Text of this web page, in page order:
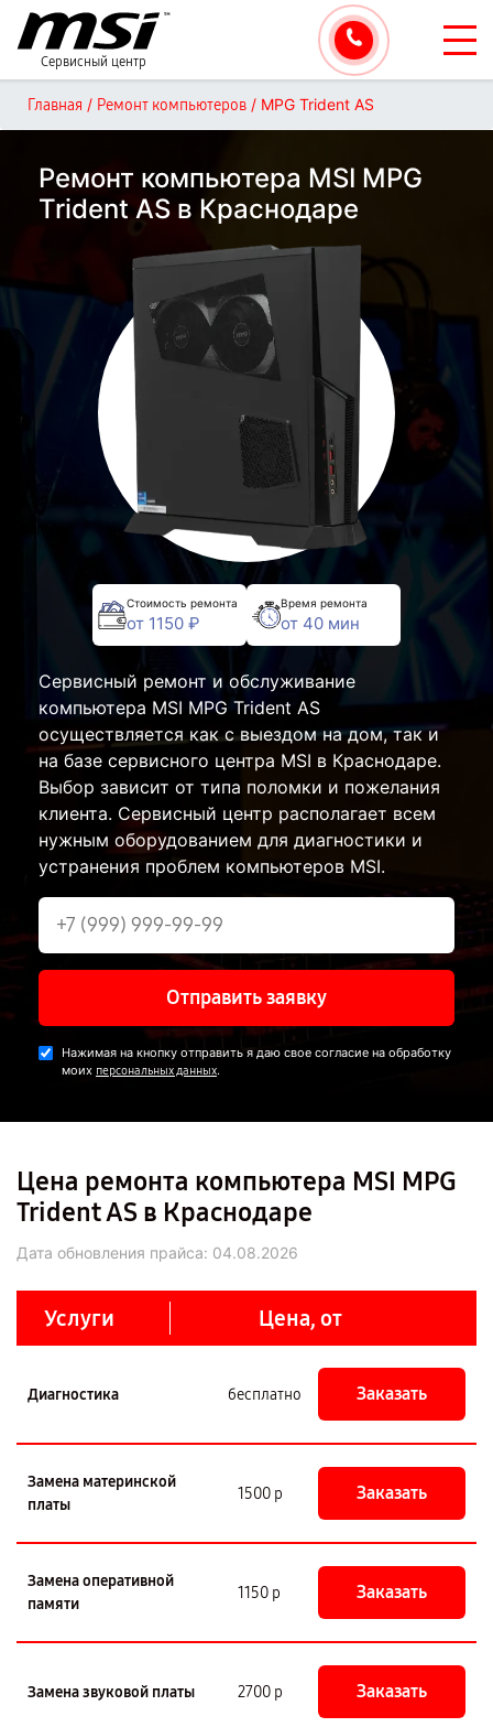
Сервисный центр
Главная / Ремонт компьютеров / MPG Trident AS
Ремонт компьютера MSI MPG
Trident AS в Краснодаре
Стоимость ремонта
от 1150 ₽
Время ремонта
от 40 мин
Сервисный ремонт и обслуживание
компьютера MSI MPG Trident AS
осуществляется как с выездом на дом, так и
на базе сервисного центра MSI в Краснодаре.
Выбор зависит от типа поломки и пожелания
клиента. Сервисный центр располагает всем
нужным оборудованием для диагностики и
устранения проблем компьютеров MSI.
Отправить заявку
Нажимая на кнопку отправить я даю свое согласие на обработку
моих персональных данных.
Цена ремонта компьютера MSI MPG
Trident AS в Краснодаре
Дата обновления прайса: 04.08.2026
Услуги Цена, от
Диагностика бесплатно Заказать
Замена материнской
платы
1500 р Заказать
Замена оперативной
памяти
1150 р Заказать
Замена звуковой платы 2700 р Заказать